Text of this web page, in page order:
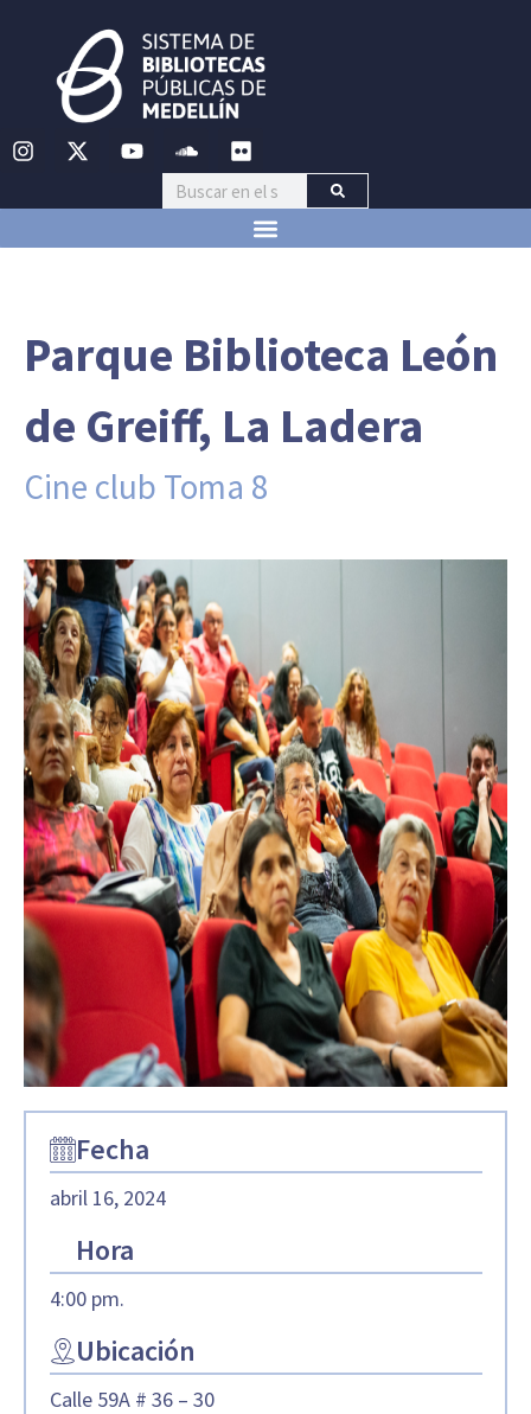
Parque Biblioteca León
de Greiff, La Ladera
Cine club Toma 8
Fecha
abril 16, 2024
Hora
4:00 pm.
Ubicación
Calle 59A # 36 – 30